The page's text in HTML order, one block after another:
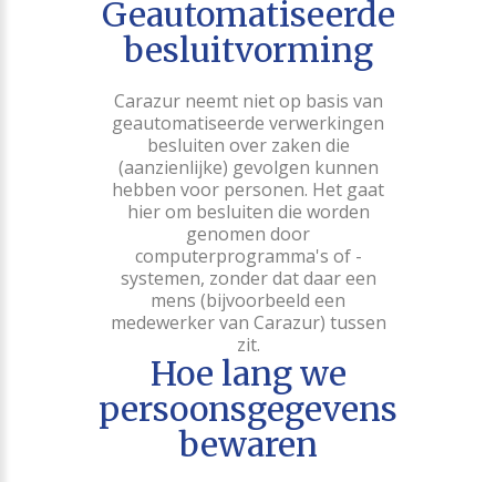
Geautomatiseerde
besluitvorming
Carazur neemt niet op basis van
geautomatiseerde verwerkingen
besluiten over zaken die
(aanzienlijke) gevolgen kunnen
hebben voor personen. Het gaat
hier om besluiten die worden
genomen door
computerprogramma's of -
systemen, zonder dat daar een
mens (bijvoorbeeld een
medewerker van Carazur) tussen
zit.
Hoe lang we
persoonsgegevens
bewaren